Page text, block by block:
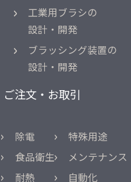
工業用ブラシの
設計・開発
ブラッシング装置の
設計・開発
ご注文・お取引
除電
食品衛生
耐熱
特殊用途
メンテナンス
自動化